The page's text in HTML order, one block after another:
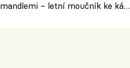
mandlemi – letní moučník ke kávě